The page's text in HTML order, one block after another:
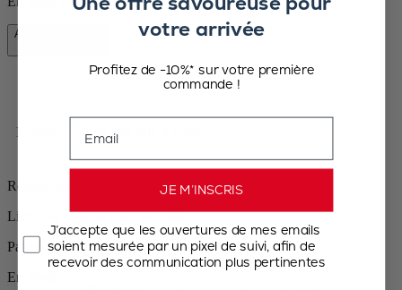
Ajouter au panier
Livraison offerte dès 50€ d'achat
Retours gratuits
Livraison express sous 24 à 48h
Paiement sécurisé
En stock
votre arrivée
Profitez de -10%* sur votre première
commande !
Email
JE M’INSCRIS
J’accepte que les ouvertures de mes emails
soient mesurée par un pixel de suivi, afin de
recevoir des communication plus pertinentes